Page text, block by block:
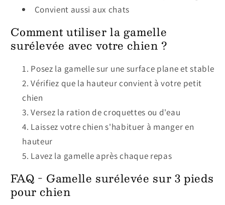
Convient aussi aux chats
Comment utiliser la gamelle
surélevée avec votre chien ?
Posez la gamelle sur une surface plane et stable
Vérifiez que la hauteur convient à votre petit
chien
Versez la ration de croquettes ou d'eau
Laissez votre chien s'habituer à manger en
hauteur
Lavez la gamelle après chaque repas
FAQ - Gamelle surélevée sur 3 pieds
pour chien